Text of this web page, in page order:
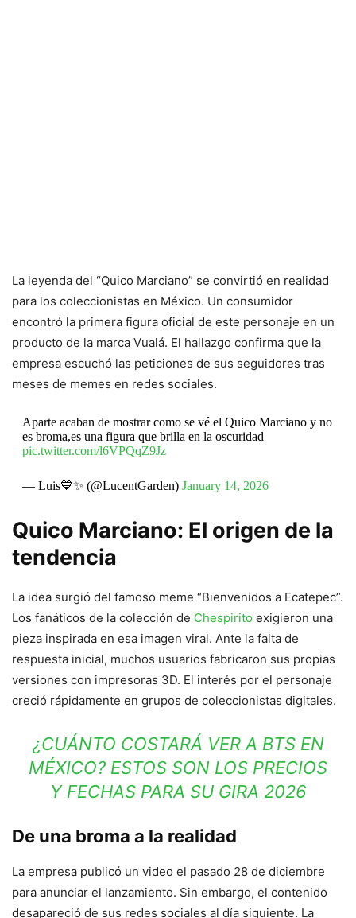
La leyenda del “Quico Marciano” se convirtió en realidad
para los coleccionistas en México. Un consumidor
encontró la primera figura oficial de este personaje en un
producto de la marca Vualá. El hallazgo confirma que la
empresa escuchó las peticiones de sus seguidores tras
meses de memes en redes sociales.
Aparte acaban de mostrar como se vé el Quico Marciano y no
es broma,es una figura que brilla en la oscuridad
pic.twitter.com/l6VPQqZ9Jz
— Luis💙✨ (@LucentGarden) January 14, 2026
Quico Marciano: El origen de la
tendencia
La idea surgió del famoso meme “Bienvenidos a Ecatepec”.
Los fanáticos de la colección de Chespirito exigieron una
pieza inspirada en esa imagen viral. Ante la falta de
respuesta inicial, muchos usuarios fabricaron sus propias
versiones con impresoras 3D. El interés por el personaje
creció rápidamente en grupos de coleccionistas digitales.
¿CUÁNTO COSTARÁ VER A BTS EN
MÉXICO? ESTOS SON LOS PRECIOS
Y FECHAS PARA SU GIRA 2026
De una broma a la realidad
La empresa publicó un video el pasado 28 de diciembre
para anunciar el lanzamiento. Sin embargo, el contenido
desapareció de sus redes sociales al día siguiente. La